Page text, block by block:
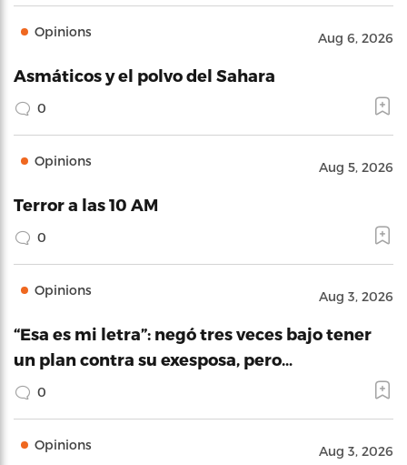
Opinions Aug 6, 2026
Asmáticos y el polvo del Sahara
0
Opinions Aug 5, 2026
Terror a las 10 AM
0
Opinions Aug 3, 2026
“Esa es mi letra”: negó tres veces bajo tener
un plan contra su exesposa, pero…
0
Opinions Aug 3, 2026